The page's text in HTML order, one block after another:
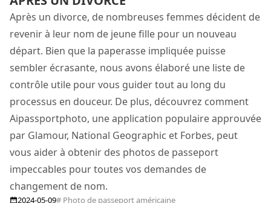
Après un divorce, de nombreuses femmes décident de
revenir à leur nom de jeune fille pour un nouveau
départ. Bien que la paperasse impliquée puisse
sembler écrasante, nous avons élaboré une liste de
contrôle utile pour vous guider tout au long du
processus en douceur. De plus, découvrez comment
Aipassportphoto, une application populaire approuvée
par Glamour, National Geographic et Forbes, peut
vous aider à obtenir des photos de passeport
impeccables pour toutes vos demandes de
changement de nom.
2024-05-09# Photo de passeport américaine